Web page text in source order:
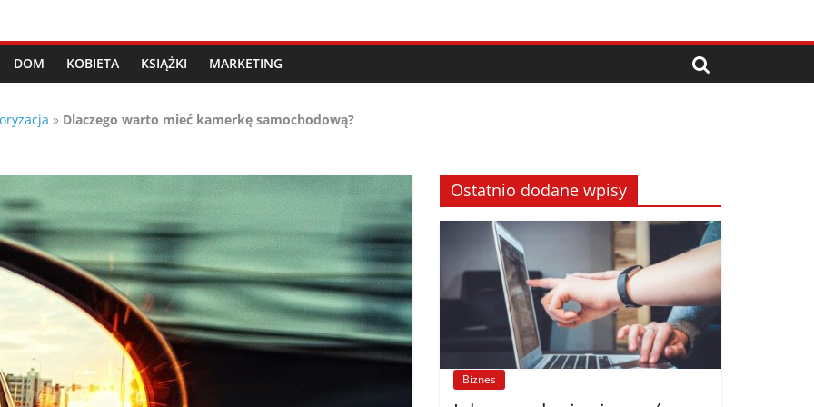
DOM KOBIETA KSIĄŻKI MARKETING
» Dlaczego warto mieć kamerkę samochodową?
Ostatnio dodane wpisy
Biznes